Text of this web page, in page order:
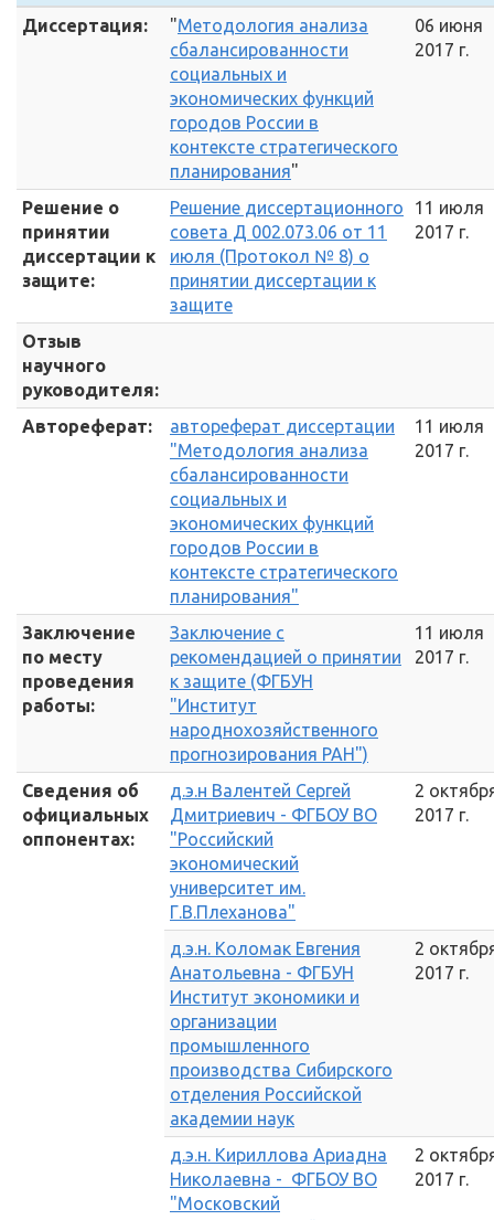
Диссертация:
"Методология анализа
сбалансированности
социальных и
экономических функций
городов России в
контексте стратегического
планирования"
06 июня
2017 г.
Решение о
принятии
диссертации к
защите:
Решение диссертационного
совета Д 002.073.06 от 11
июля (Протокол № 8) о
принятии диссертации к
защите
11 июля
2017 г.
Отзыв
научного
руководителя:
Автореферат:
автореферат диссертации
"Методология анализа
сбалансированности
социальных и
экономических функций
городов России в
контексте стратегического
планирования"
11 июля
2017 г.
Заключение
по месту
проведения
работы:
Заключение с
рекомендацией о принятии
к защите (ФГБУН
"Институт
народнохозяйственного
прогнозирования РАН")
11 июля
2017 г.
Сведения об
официальных
оппонентах:
д.э.н Валентей Сергей
Дмитриевич - ФГБОУ ВО
"Российский
экономический
университет им.
Г.В.Плеханова"
2
2017 г.
д.э.н. Коломак Евгения
Анатольевна - ФГБУН
Институт экономики и
организации
промышленного
производства Сибирского
отделения Российской
академии наук
2
2017 г.
д.э.н. Кириллова Ариадна
Николаевна - ФГБОУ ВО
"Московский
2
2017 г.